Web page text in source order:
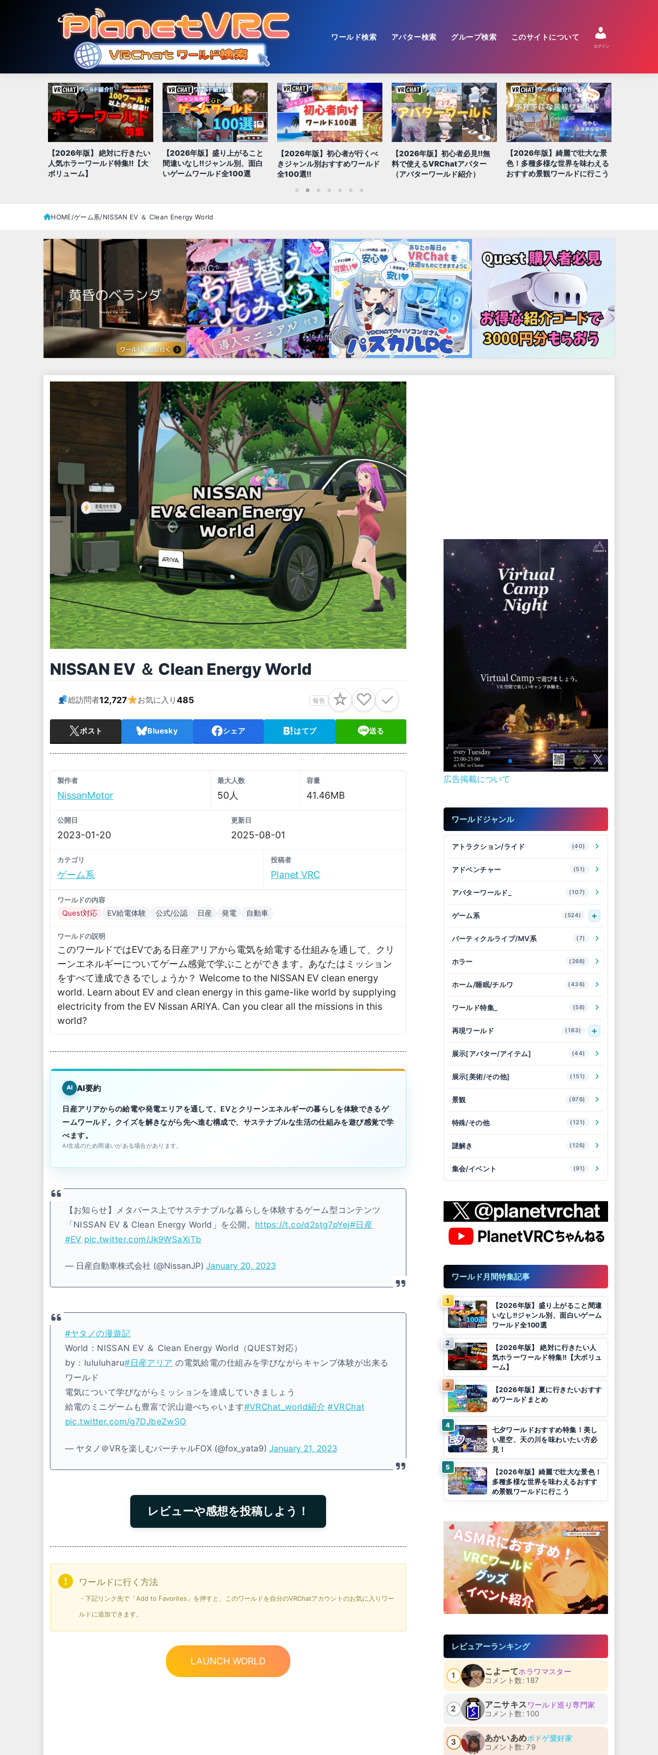
ワールド検索 アバター検索 グループ検索 このサイトについて
ログイン
【2026年版】 絶対に行きたい
人気ホラーワールド特集!!【大
ボリューム】
【2026年版】盛り上がること
間違いなし!!ジャンル別、面白
いゲームワールド全100選
【2026年版】初心者が行くべ
きジャンル別おすすめワールド
全100選!!
【2026年版】初心者必見!!無
料で使えるVRChatアバター
（アバターワールド紹介）
【2026年版】綺麗で壮大な景
色！多種多様な世界を味わえる
おすすめ景観ワールドに行こう
HOME ゲーム系 NISSAN EV ＆ Clean Energy World
NISSAN EV ＆ Clean Energy World
総訪問者12,727 お気に入り485 報告 ☆ ♡ ✓
ポスト Bluesky シェア はてブ 送る
製作者
NissanMotor
最大人数
50人
容量
41.46MB
公開日
2023-01-20
更新日
2025-08-01
カテゴリ
ゲーム系
投稿者
Planet VRC
ワールドの内容
Quest対応 EV給電体験 公式/公認 日産 発電 自動車
ワールドの説明
このワールドではEVである日産アリアから電気を給電する仕組みを通して、クリ
ーンエネルギーについてゲーム感覚で学ぶことができます。あなたはミッション
をすべて達成できるでしょうか？ Welcome to the NISSAN EV clean energy
world․ Learn about EV and clean energy in this game-like world by supplying
electricity from the EV Nissan ARIYA․ Can you clear all the missions in this
world?
AI AI要約
日産アリアからの給電や発電エリアを通して、EVとクリーンエネルギーの暮らしを体験できるゲ
ームワールド。クイズを解きながら先へ進む構成で、サステナブルな生活の仕組みを遊び感覚で学
べます。
AI生成のため間違いがある場合があります。
【お知らせ】メタバース上でサステナブルな暮らしを体験するゲーム型コンテンツ
「NISSAN EV & Clean Energy World」を公開。 https://t.co/d2stg7pYej#日産
#EV pic.twitter.com/Jk9WSaXiTb
— 日産自動車株式会社 (@NissanJP) January 20, 2023
#ヤタノの漫遊記
World：NISSAN EV ＆ Clean Energy World（QUEST対応）
by：lululuharu#日産アリア の電気給電の仕組みを学びながらキャンプ体験が出来る
ワールド
電気について学びながらミッションを達成していきましょう
給電のミニゲームも豊富で沢山遊べちゃいます#VRChat_world紹介 #VRChat
pic.twitter.com/g7DJbeZwSO
— ヤタノ＠VRを楽しむバーチャルFOX (@fox_yata9) January 21, 2023
レビューや感想を投稿しよう！
ワールドに行く方法
・下記リンク先で「Add to Favorites」を押すと、このワールドを自分のVRChatアカウントのお気に入りワー
ルドに追加できます。
LAUNCH WORLD
広告掲載について
ワールドジャンル
アトラクション/ライド (40)
アドベンチャー (51)
アバターワールド_ (107)
ゲーム系 (524)
パーティクルライブ/MV系 (7)
ホラー (266)
ホーム/睡眠/チルワ (436)
ワールド特集_ (58)
再現ワールド (183)
展示[アバター/アイテム] (44)
展示[美術/その他] (151)
景観 (976)
特殊/その他 (121)
謎解き (126)
集会/イベント (91)
ワールド月間特集記事
【2026年版】盛り上がること間違
いなし!!ジャンル別、面白いゲーム
ワールド全100選
【2026年版】 絶対に行きたい人
気ホラーワールド特集!!【大ボリュ
ーム】
【2026年版】夏に行きたいおすす
めワールドまとめ
七夕ワールドおすすめ特集！美し
い星空、天の川を味わいたい方必
見！
【2026年版】綺麗で壮大な景色！
多種多様な世界を味わえるおすす
め景観ワールドに行こう
レビュアーランキング
1 こよーてホラワマスター
コメント数: 187
2 アニサキス ワールド巡り専門家
コメント数: 100
3 あかいあめボドゲ愛好家
コメント数: 79